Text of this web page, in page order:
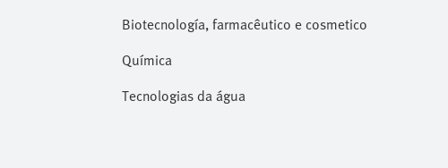
Biotecnología, farmacêutico e cosmetico
Química
Tecnologias da água